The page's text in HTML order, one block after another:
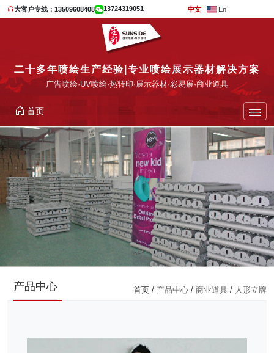
大客户专线：13509608408 13724319051 中文 En
二十多年喷绘生产经验|专业喷绘展示器材解决方案
广告喷绘·UV喷绘·热转印·展示器材·彩易展·商业道具
首页
产品中心 首页 / 产品中心 / 商业道具 / 人形立牌